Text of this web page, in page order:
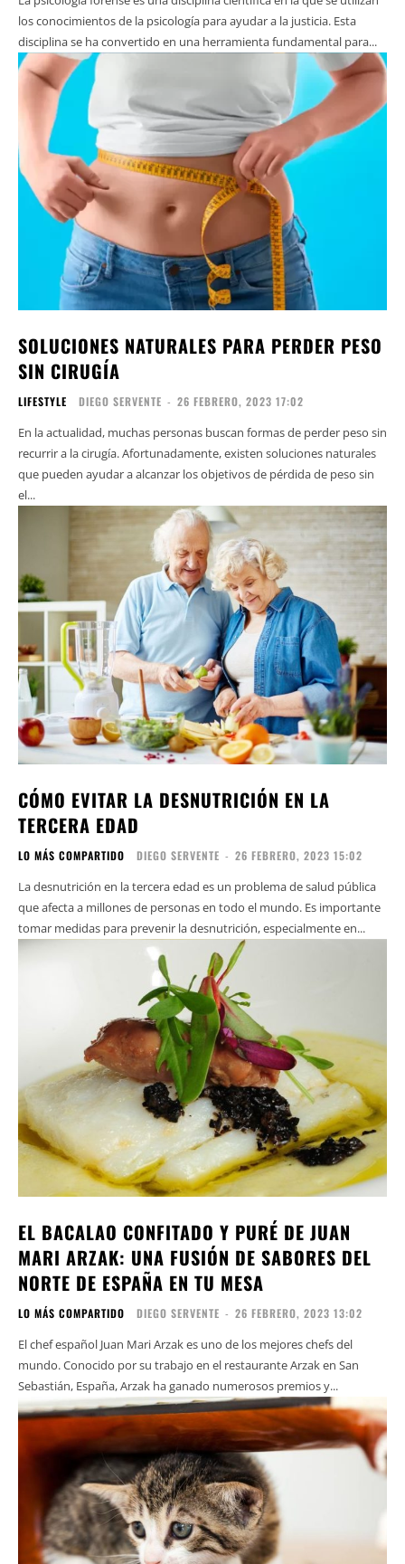
los conocimientos de la psicología para ayudar a la justicia. Esta
disciplina se ha convertido en una herramienta fundamental para...
SOLUCIONES NATURALES PARA PERDER PESO
SIN CIRUGÍA
LIFESTYLE DIEGO SERVENTE - 26 FEBRERO, 2023 17:02
En la actualidad, muchas personas buscan formas de perder peso sin
recurrir a la cirugía. Afortunadamente, existen soluciones naturales
que pueden ayudar a alcanzar los objetivos de pérdida de peso sin
el...
CÓMO EVITAR LA DESNUTRICIÓN EN LA
TERCERA EDAD
LO MÁS COMPARTIDO DIEGO SERVENTE - 26 FEBRERO, 2023 15:02
La desnutrición en la tercera edad es un problema de salud pública
que afecta a millones de personas en todo el mundo. Es importante
tomar medidas para prevenir la desnutrición, especialmente en...
EL BACALAO CONFITADO Y PURÉ DE JUAN
MARI ARZAK: UNA FUSIÓN DE SABORES DEL
NORTE DE ESPAÑA EN TU MESA
LO MÁS COMPARTIDO DIEGO SERVENTE - 26 FEBRERO, 2023 13:02
El chef español Juan Mari Arzak es uno de los mejores chefs del
mundo. Conocido por su trabajo en el restaurante Arzak en San
Sebastián, España, Arzak ha ganado numerosos premios y...